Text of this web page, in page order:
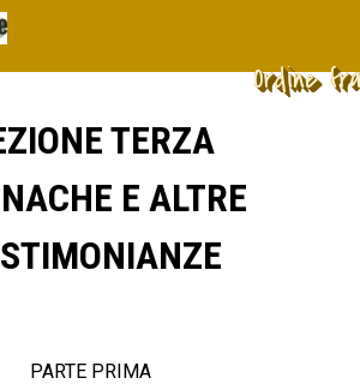
Ordine
TERZA
E ALTRE
PARTE PRIMA